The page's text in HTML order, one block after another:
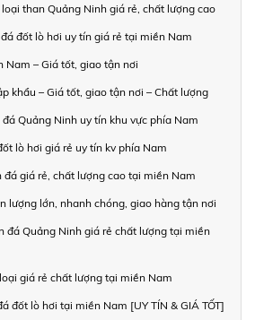
than Quảng Ninh giá rẻ, chất lượng cao
đốt lò hơi uy tín giá rẻ tại miền Nam
Nam – Giá tốt, giao tận nơi
khẩu – Giá tốt, giao tận nơi – Chất lượng
Quảng Ninh uy tín khu vực phía Nam
lò hơi giá rẻ uy tín kv phía Nam
đá giá rẻ, chất lượng cao tại miền Nam
lượng lớn, nhanh chóng, giao hàng tận nơi
đá Quảng Ninh giá rẻ chất lượng tại miền
giá rẻ chất lượng tại miền Nam
đốt lò hơi tại miền Nam [UY TÍN & GIÁ TỐT]